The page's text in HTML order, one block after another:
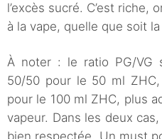
l’excès sucré. C’est riche,
à la vape, quelle que soit
À noter : le ratio PG/VG
50/50 pour le 50 ml
pour le 100 ml ZHC, plus
vapeur. Dans les deux
bien respectée. Un must